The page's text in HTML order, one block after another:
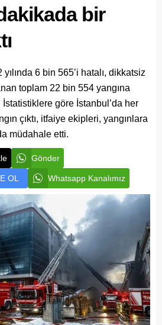
bir
6 bin 565’i hatalı, dikkatsiz
toplam 22 bin 554 yangına
göre İstanbul’da her
çıktı, itfaiye ekipleri, yangınlara
müdahale etti.
Gönder
OL Whatsapp Kanalımız